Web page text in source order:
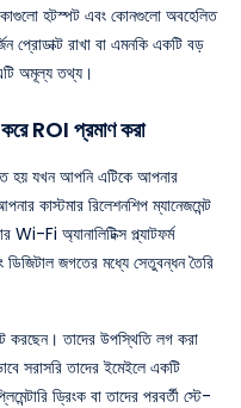
হটস্পট এবং কোনগুলো অবহেলিত
প্রোডাক্ট রাখা বা এমনকি একটি বড়
অমূল্য তথ্য।
ROI প্রমাণ করা
হয় যখন আপনি এটিকে আপনার
কাস্টমার রিলেশনশিপ ম্যানেজমেন্ট
Fi অ্যানালিটিক্স প্ল্যাটফর্ম
জগতের মধ্যে সেতুবন্ধন তৈরি
তাদের উপস্থিতি লগ করা
সরাসরি তাদের ইমেইলে একটি
ড্রিংক বা তাদের পরবর্তী স্টে-